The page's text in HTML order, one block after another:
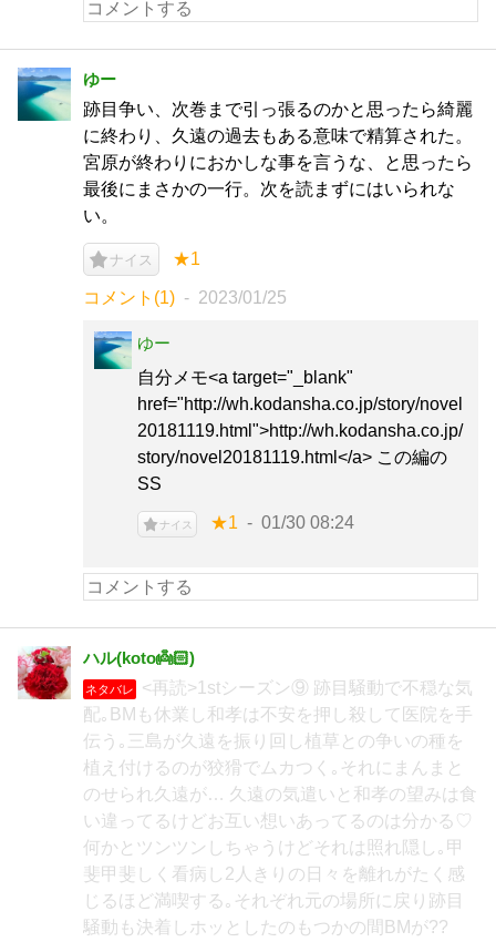
ゆー
跡目争い、次巻まで引っ張るのかと思ったら綺麗
に終わり、久遠の過去もある意味で精算された。
宮原が終わりにおかしな事を言うな、と思ったら
最後にまさかの一行。次を読まずにはいられな
い。
ナイス ★1
コメント(1) 2023/01/25
ゆー
自分メモ<a target="_blank"
href="http://wh.kodansha.co.jp/story/novel
20181119.html">http://wh.kodansha.co.jp/
story/novel20181119.html</a> この編の
SS
ナイス ★1 01/30 08:24
ハル(koto👼🏻‎)
ネタバレ
<再読>1stシーズン⑨ 跡目騒動で不穏な気
配｡BMも休業し和孝は不安を押し殺して医院を手
伝う｡三島が久遠を振り回し植草との争いの種を
植え付けるのが狡猾でムカつく｡それにまんまと
のせられ久遠が… 久遠の気遣いと和孝の望みは食
い違ってるけどお互い想いあってるのは分かる♡
何かとツンツンしちゃうけどそれは照れ隠し｡甲
斐甲斐しく看病し2人きりの日々を離れがたく感
じるほど満喫する｡それぞれ元の場所に戻り跡目
騒動も決着しホッとしたのもつかの間BMが??